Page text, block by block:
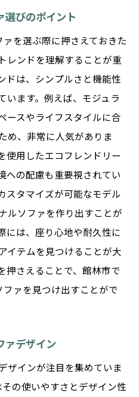
選びのポイント
を選ぶ際に押さえておきた
レンドを理解することが重
ドは、シンプルさと機能性
います。例えば、モジュラ
ースやライフスタイルに合
め、非常に人気がありま
使用したエコフレンドリー
への配慮も重要視されてい
スタマイズが可能なモデル
ルソファを作り出すことが
には、座り心地や耐久性に
イテムを見つけることが大
押さえることで、館林市で
ァを見つけ出すことがで
ァデザイン
ザインが注目を集めていま
の使いやすさとデザイン性